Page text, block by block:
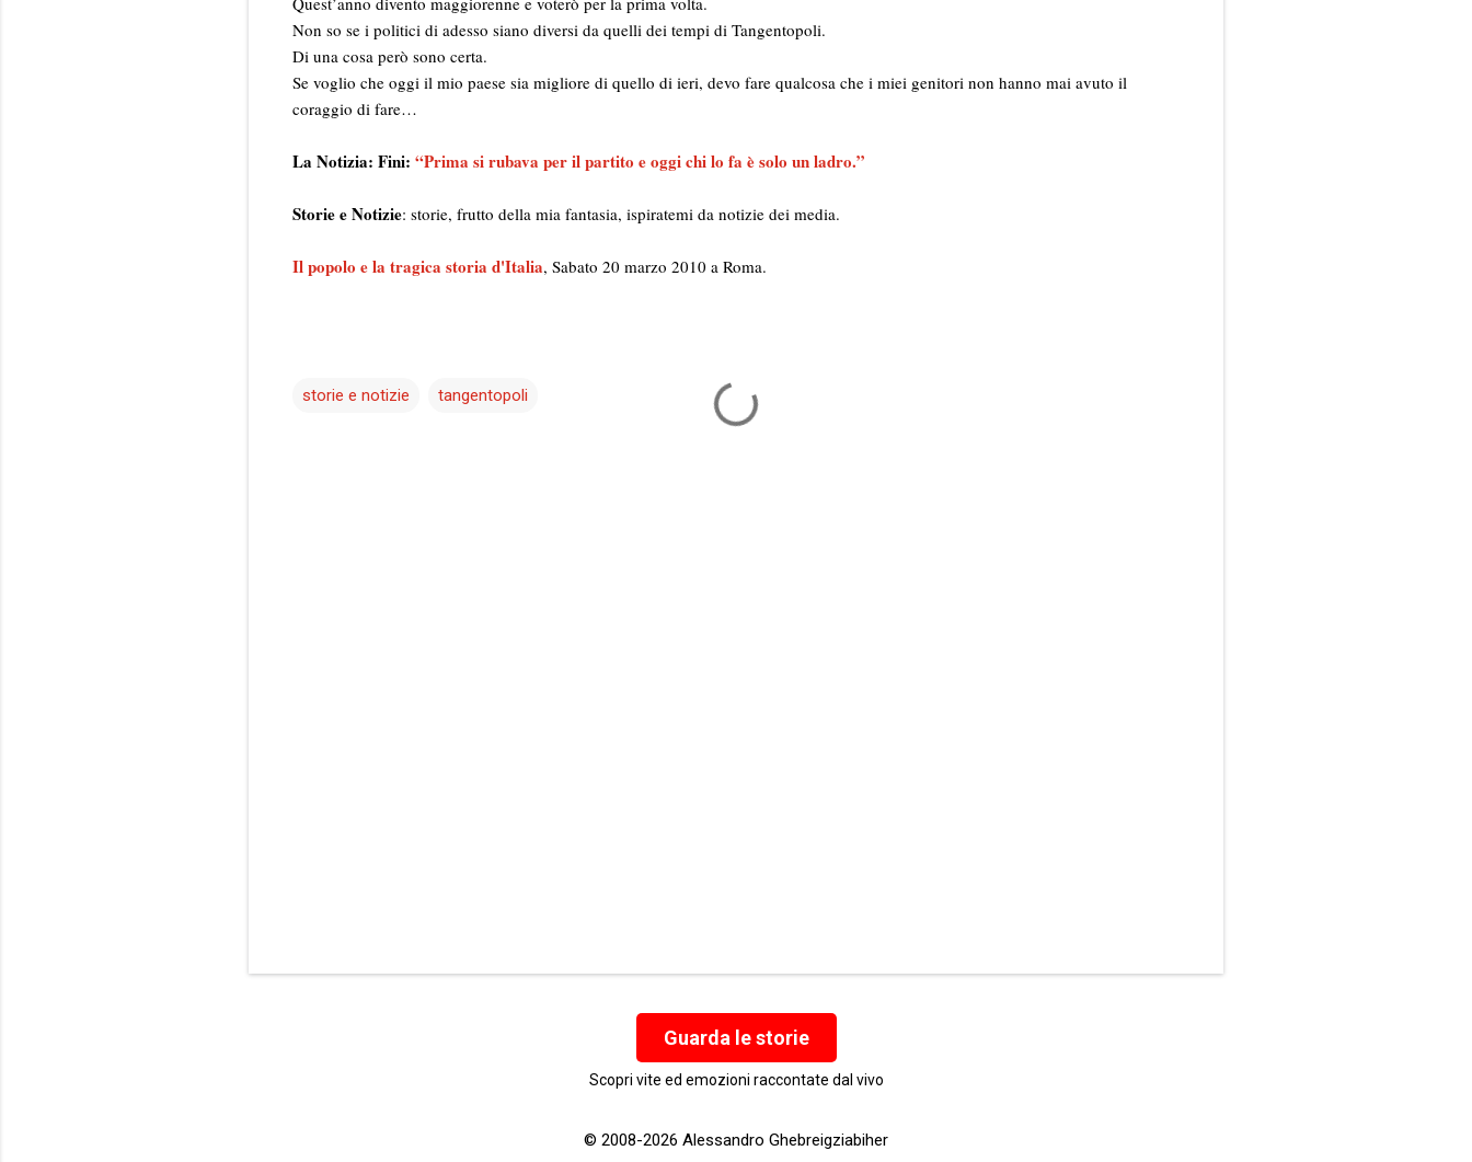
Non so se i politici di adesso siano diversi da quelli dei tempi di Tangentopoli.
Di una cosa però sono certa.
Se voglio che oggi il mio paese sia migliore di quello di ieri, devo fare qualcosa che i miei genitori non hanno mai avuto il
coraggio di fare…
La Notizia: Fini: “Prima si rubava per il partito e oggi chi lo fa è solo un ladro.”
Storie e Notizie: storie, frutto della mia fantasia, ispiratemi da notizie dei media.
Il popolo e la tragica storia d'Italia, Sabato 20 marzo 2010 a Roma.
storie e notizie tangentopoli
Guarda le storie
Scopri vite ed emozioni raccontate dal vivo
© 2008-2026 Alessandro Ghebreigziabiher